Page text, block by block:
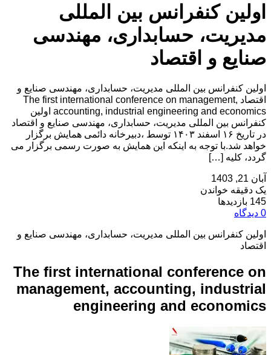
اولین کنفرانس بین المللی
مدیریت، حسابداری، مهندسی
صنایع و اقتصاد
اولین کنفرانس بین المللی مدیریت، حسابداری، مهندسی صنایع و
اقتصاد The first international conference on management,
accounting, industrial engineering and economics اولین
کنفرانس بین المللی مدیریت، حسابداری، مهندسی صنایع و اقتصاد
در تاریخ ۱۶ اسفند ۱۴۰۳ توسط ،دبیرخانه دائمی همایش برگزار
خواهد شد.با توجه به اینکه این همایش به صورت رسمی برگزار می
گردد، کلیه […]
آبان 21, 1403
یک دقیقه خواندن
145 بازدیدها
0 دیدگاه
اولین کنفرانس بین المللی مدیریت، حسابداری، مهندسی صنایع و
اقتصاد
The first international conference on
management, accounting, industrial
engineering and economics